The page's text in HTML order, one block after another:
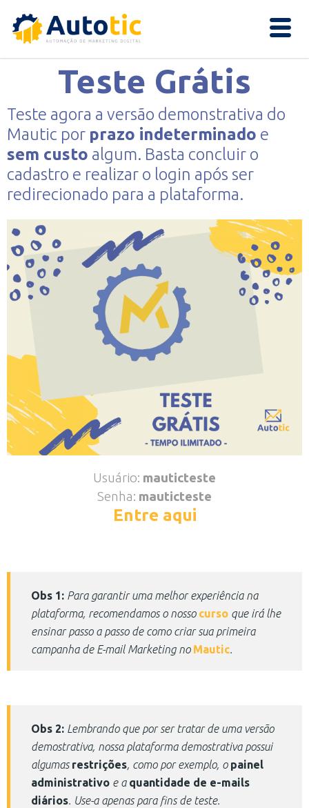
Teste Grátis
Teste agora a versão demonstrativa do
Mautic por prazo indeterminado e
sem custo algum. Basta concluir o
cadastro e realizar o login após ser
redirecionado para a plataforma.
Usuário: mauticteste
Senha: mauticteste
Entre aqui
Obs 1: Para garantir uma melhor experiência na
plataforma, recomendamos o nosso curso que irá lhe
ensinar passo a passo de como criar sua primeira
campanha de E-mail Marketing no Mautic.
Obs 2: Lembrando que por ser tratar de uma versão
demostrativa, nossa plataforma demostrativa possui
algumas restrições, como por exemplo, o painel
administrativo e a quantidade de e-mails
diários. Use-a apenas para fins de teste.